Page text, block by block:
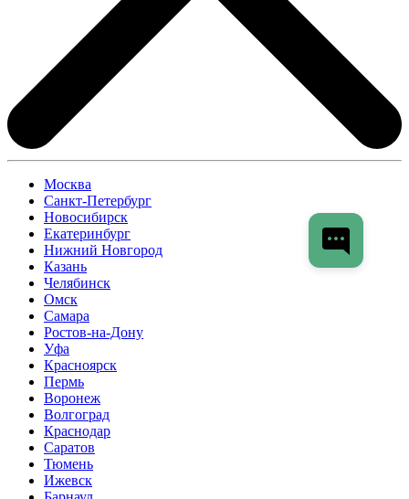
Москва
Санкт-Петербург
Новосибирск
Екатеринбург
Нижний Новгород
Казань
Челябинск
Омск
Самара
Ростов-на-Дону
Уфа
Красноярск
Пермь
Воронеж
Волгоград
Краснодар
Саратов
Тюмень
Ижевск